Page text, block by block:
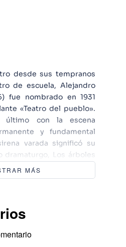
desde sus tempranos
de escuela, Alejandro
fue nombrado en 1931
«Teatro del pueblo».
último con la escena
y fundamental
varada significó su
dramaturgo, Los árboles
uno de sus éxitos
ha sido acusado con
todo su pensamiento,
que si reducirse a lo
MÁS